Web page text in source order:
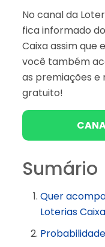
No canal da
fica informado
Caixa assim que
você também
as premiações e
gratuito!
Sumário
Quer
Loterias